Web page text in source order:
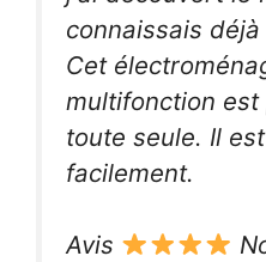
connaissais
Cet
multifonction
toute seule. Il
facilement.
Avis